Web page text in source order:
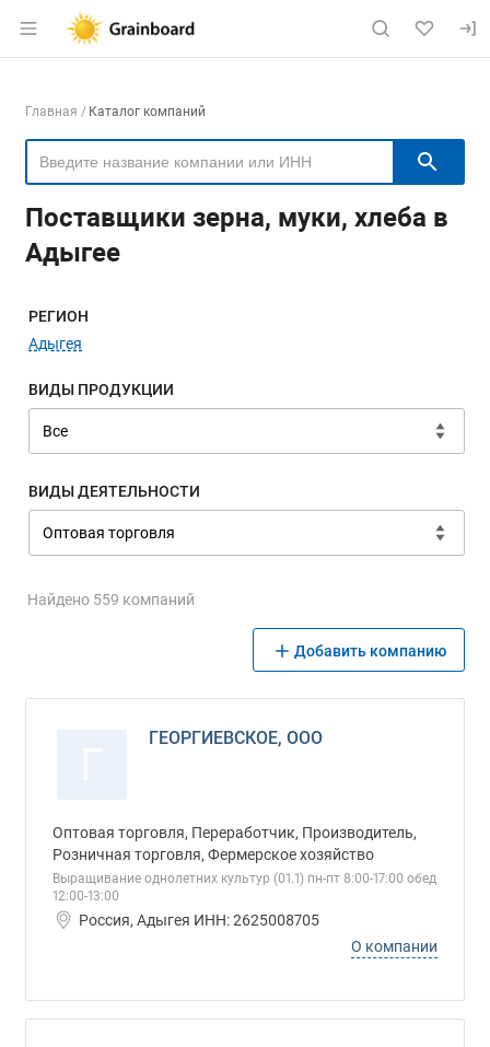
Раздел навигации по сайту
Навигация по компаниям
Главная Каталог компаний
Поставщики зерна, муки, хлеба в
Адыгее
Меню навигации
РЕГИОН
Адыгея
ВИДЫ ПРОДУКЦИИ
ВИДЫ ДЕЯТЕЛЬНОСТИ
Найдено 559 компаний
Добавить компанию
ГЕОРГИЕВСКОЕ, ООО
Оптовая торговля, Переработчик, Производитель,
Розничная торговля, Фермерское хозяйство
Выращивание однолетних культур (01.1) пн-пт 8:00-17:00 обед
12:00-13:00
Россия, Адыгея ИНН: 2625008705
О компании